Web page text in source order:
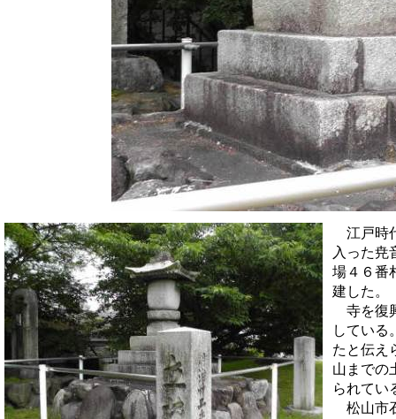
江戸時
入った尭
場４６番
建した。
寺を復
している
たと伝え
山ま での
られてい
松山市